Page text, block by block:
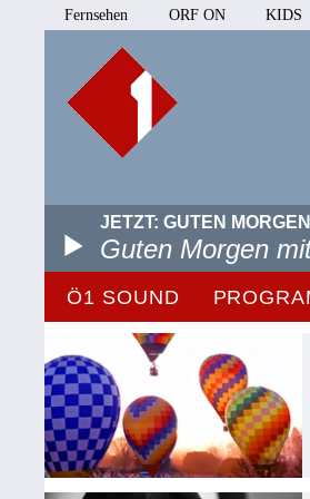
Fernsehen ORF ON KIDS
JETZT: GUTEN
Guten Morgen
Ö1 SOUND